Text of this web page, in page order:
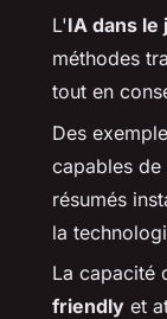
L'IA dans le
méthodes
tout en
Des
capables
résumés
la
La capacité
friendly et